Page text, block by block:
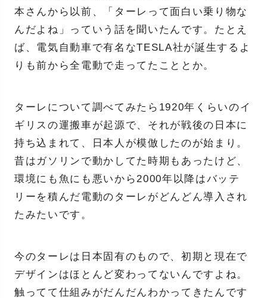
本さんから以前、「ターレって面白い乗り物な
んだよね」っていう話を聞いたんです。たとえ
ば、電気自動車で有名なTESLA社が誕生するよ
りも前から全電動で走ってたこととか。
ターレについて調べてみたら1920年くらいのイ
ギリスの運搬車が起源で、それが戦後の日本に
持ち込まれて、日本人が模倣したのが始まり。
昔はガソリンで動かしてた時期もあったけど、
環境にも魚にも悪いから2000年以降はバッテ
リーを積んだ電動のターレがどんどん導入され
たみたいです。
今のターレは日本固有のもので、初期と現在で
デザインはほとんど変わってないんですよね。
触ってて仕組みがだんだんわかってきたんです